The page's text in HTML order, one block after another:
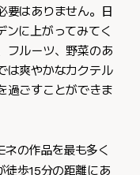
要はありません。日
ンに上がってみてく
フルーツ、野菜のあ
は爽やかなカクテル
過ごすことができま
ネの作品を最も多く
徒歩15分の距離にあ